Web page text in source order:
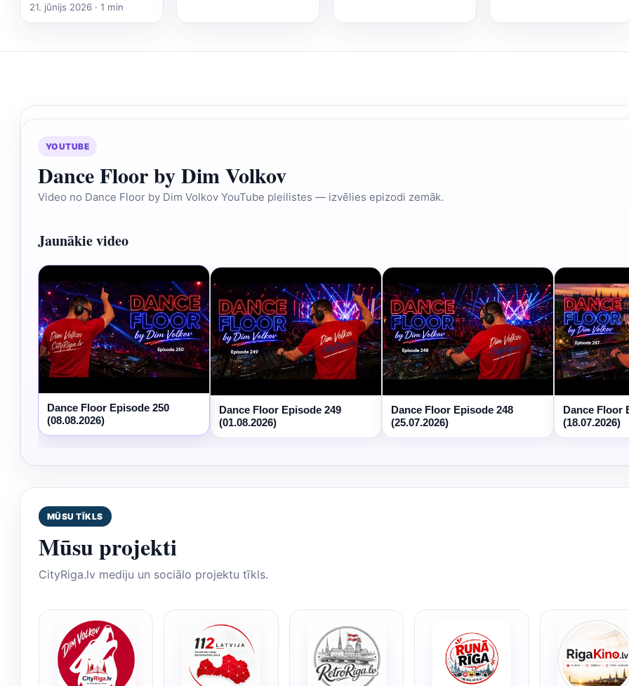
21. jūnijs 2026 · 1 min
YOUTUBE
Dance Floor by Dim Volkov
Video no Dance Floor by Dim Volkov YouTube pleilistes — izvēlies epizodi zemāk.
Jaunākie video
Dance Floor Episode 250
(08.08.2026)
Dance Floor Episode 249
(01.08.2026)
Dance Floor Episode 248
(25.07.2026)
Dance Floor
(18.07.2026)
MŪSU TĪKLS
Mūsu projekti
CityRiga.lv mediju un sociālo projektu tīkls.